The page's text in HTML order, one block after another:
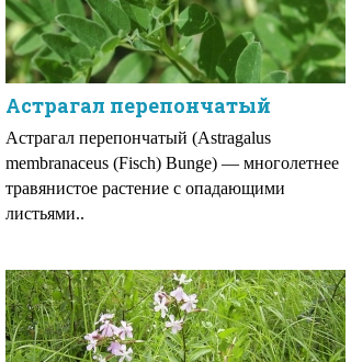
Астрагал перепончатый
Астрагал перепончатый (Astragalus
membranaceus (Fisch) Bunge) — многолетнее
травянистое растение с опадающими
листьями..